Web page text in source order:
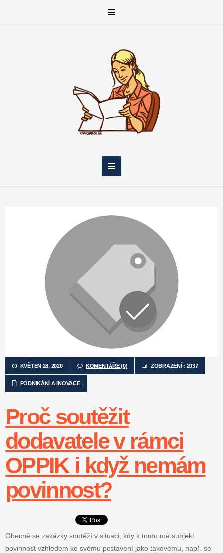
KVĚTEN 28, 2020 KOMENTÁŘE (0) ZOBRAZENÍ : 2037
PODNIKÁNÍ A INOVACE
Proč soutěžit
dodavatele v rámci
OPPIK i když nemám
povinnost?
Obecně se zakázky soutěží v situaci, kdy k tomu má subjekt
povinnost vzhledem ke svému postavení jako takovému, např. se